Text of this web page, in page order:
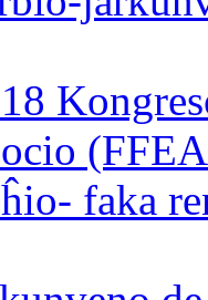
(FFEA
faka